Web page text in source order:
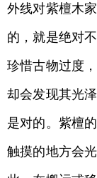
外线对紫檀木
的，就是绝对
珍惜古物过度
却会发现其光
是对的。紫檀
触摸的地方会